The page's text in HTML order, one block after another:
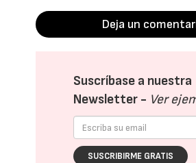
Deja un
Suscríbase a nuestra
Newsletter - Ver
SUSCRIBIRME GRATIS